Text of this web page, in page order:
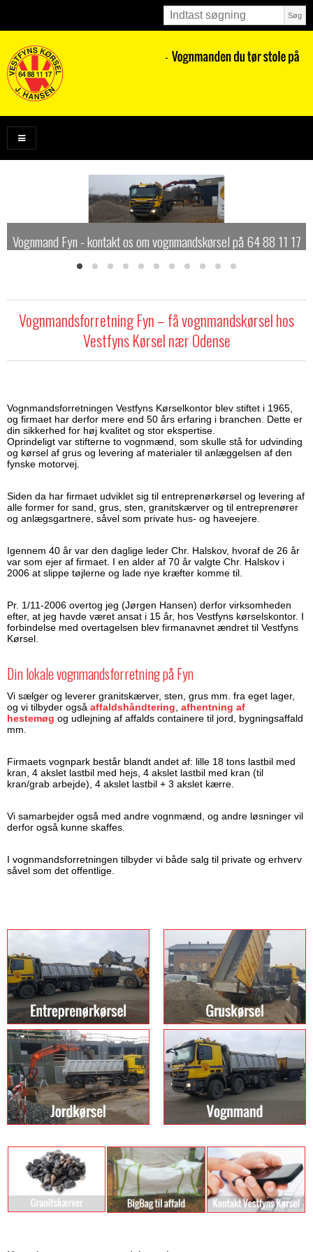
Søg
Vognmand Fyn - kontakt os om vognmandskørsel på 64 88 11 17
Vognmandsforretning Fyn – få vognmandskørsel hos
Vestfyns Kørsel nær Odense
Vognmandsforretningen Vestfyns Kørselkontor blev stiftet i 1965,
og firmaet har derfor mere end 50 års erfaring i branchen. Dette er
din sikkerhed for høj kvalitet og stor ekspertise.
Oprindeligt var stifterne to vognmænd, som skulle stå for udvinding
og kørsel af grus og levering af materialer til anlæggelsen af den
fynske motorvej.
Siden da har firmaet udviklet sig til entreprenørkørsel og levering af
alle former for sand, grus, sten, granitskærver og til entreprenører
og anlægsgartnere, såvel som private hus- og haveejere.
Igennem 40 år var den daglige leder Chr. Halskov, hvoraf de 26 år
var som ejer af firmaet. I en alder af 70 år valgte Chr. Halskov i
2006 at slippe tøjlerne og lade nye kræfter komme til.
Pr. 1/11-2006 overtog jeg (Jørgen Hansen) derfor virksomheden
efter, at jeg havde været ansat i 15 år, hos Vestfyns kørselskontor. I
forbindelse med overtagelsen blev firmanavnet ændret til Vestfyns
Kørsel.
Din lokale vognmandsforretning på Fyn
Vi sælger og leverer granitskærver, sten, grus mm. fra eget lager,
og vi tilbyder også affaldshåndtering afhentning af
hestemøg og udlejning af affalds containere til jord, bygningsaffald
mm.
Firmaets vognpark består blandt andet af: lille 18 tons lastbil med
kran, 4 akslet lastbil med hejs, 4 akslet lastbil med kran (til
kran/grab arbejde), 4 akslet lastbil + 3 akslet kærre.
Vi samarbejder også med andre vognmænd, og andre løsninger vil
derfor også kunne skaffes.
I vognmandsforretningen tilbyder vi både salg til private og erhverv
såvel som det offentlige.